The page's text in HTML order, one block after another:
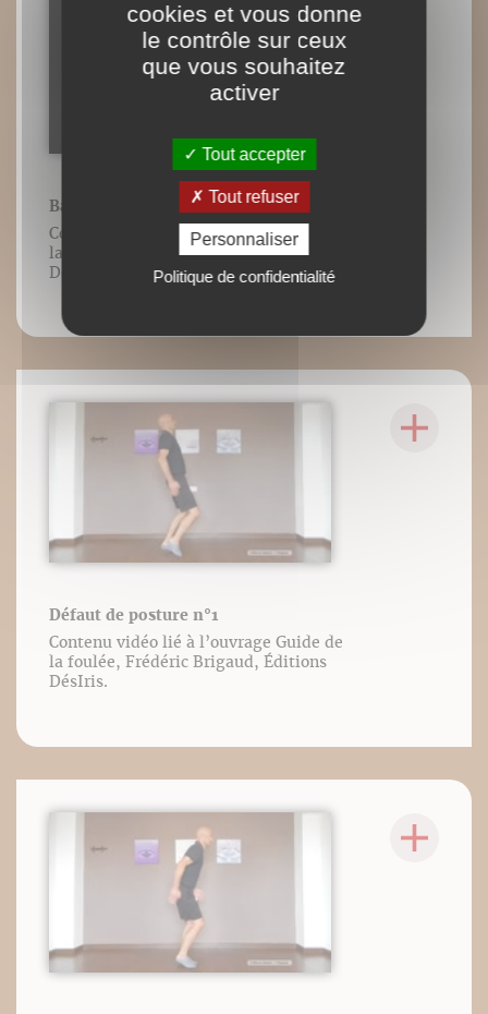
Balancement des bras
Contenu vidéo lié à l’ouvrage Guide de
la foulée, Frédéric Brigaud, Éditions
DésIris.
Défaut de posture n°1
Contenu vidéo lié à l’ouvrage Guide de
la foulée, Frédéric Brigaud, Éditions
DésIris.
cookies et vous donne
le contrôle sur ceux
que vous souhaitez
activer
Tout accepter
Tout refuser
Personnaliser
Politique de confidentialité